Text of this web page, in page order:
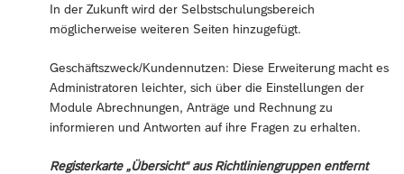
In der Zukunft wird der Selbstschulungsbereich
möglicherweise weiteren Seiten hinzugefügt.
Geschäftszweck/Kundennutzen: Diese Erweiterung macht es
Administratoren leichter, sich über die Einstellungen der
Module Abrechnungen, Anträge und Rechnung zu
informieren und Antworten auf ihre Fragen zu erhalten.
Registerkarte „Übersicht“ aus Richtliniengruppen entfernt